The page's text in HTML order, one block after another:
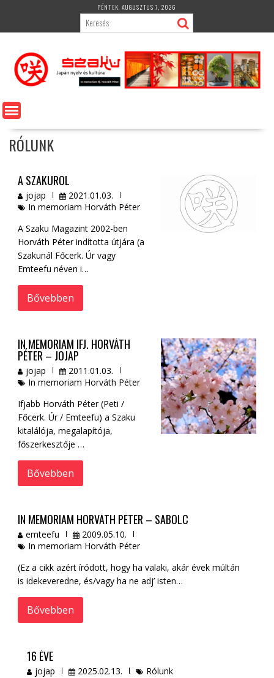
content
PÉNTEK, AUGUSZTUS 7, 2026
RÓLUNK
A SZAKURÓL
jojap
2021.01.03.
In memoriam Horváth Péter
A Szaku Magazint 2002-ben
Horváth Péter indította útjára (a
Szakunál Főcerk. Úr vagy
Emteefu néven i…
Bővebben
IN MEMORIAM IFJ. HORVÁTH
PÉTER – JOJAP
jojap
2011.01.03.
In memoriam Horváth Péter
Ifjabb Horváth Péter (Peti /
Főcerk. Úr / Emteefu) a Szaku
kitalálója, megalapítója,
főszerkesztője …
Bővebben
IN MEMORIAM HORVÁTH PÉTER – SABOLC
emteefu
2009.05.10.
In memoriam Horváth Péter
(Ez a cikk azért íródott, hogy ha valaki, akár évek múltán
is idekeveredne, és/vagy ha ne adj’ isten…
Bővebben
16 ÉVE
jojap 2025.02.13.
Rólunk